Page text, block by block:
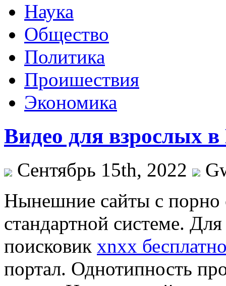
Наука
Общество
Политика
Проишествия
Экономика
Видео для взрослых
Сентябрь 15th, 2022
Нынeшниe сaйты с порно
стандартной системе.
поисковик xnxx
портал. Однотипность